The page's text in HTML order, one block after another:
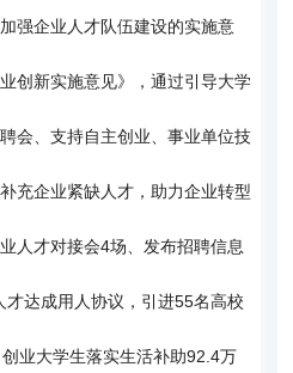
强企业人才队伍建设的实施意
创新实施意见》，通过引导大学
会、支持自主创业、事业单位技
充企业紧缺人才，助力企业转型
人才对接会4场、发布招聘信息
达成用人协议，引进55名高校
业大学生落实生活补助92.4万